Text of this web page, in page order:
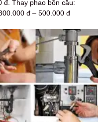
đ. Thay phao bồn cầu:
đ – 500.000 đ